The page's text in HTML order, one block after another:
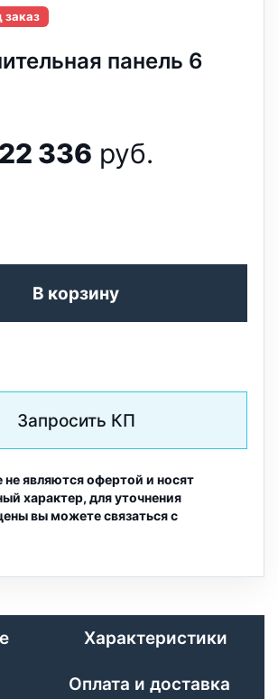
заказ
панель 6
22 336 руб.
В корзину
Запросить КП
не являются офертой и носят
характер, для уточнения
вы можете связаться с
Характеристики
Оплата и доставка